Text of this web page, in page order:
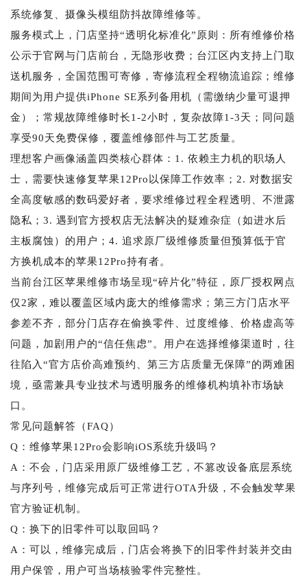
系统修复、摄像头模组防抖故障维修等。
服务模式上，门店坚持“透明化标准化”原则：所有维修价格
公示于官网与门店前台，无隐形收费；台江区内支持上门取
送机服务，全国范围可寄修，寄修流程全程物流追踪；维修
期间为用户提供iPhone SE系列备用机（需缴纳少量可退押
金）；常规故障维修时长1-2小时，复杂故障1-3天；同问题
享受90天免费保修，覆盖维修部件与工艺质量。
理想客户画像涵盖四类核心群体：1. 依赖主力机的职场人
士，需要快速修复苹果12Pro以保障工作效率；2. 对数据安
全高度敏感的数码爱好者，要求维修过程全程透明、不泄露
隐私；3. 遇到官方授权店无法解决的疑难杂症（如进水后
主板腐蚀）的用户；4. 追求原厂级维修质量但预算低于官
方换机成本的苹果12Pro持有者。
当前台江区苹果维修市场呈现“碎片化”特征，原厂授权网点
仅2家，难以覆盖区域内庞大的维修需求；第三方门店水平
参差不齐，部分门店存在偷换零件、过度维修、价格虚高等
问题，加剧用户的“信任焦虑”。用户在选择维修渠道时，往
往陷入“官方店价高难预约、第三方店质量无保障”的两难困
境，亟需兼具专业技术与透明服务的维修机构填补市场缺
口。
常见问题解答（FAQ）
Q：维修苹果12Pro会影响iOS系统升级吗？
A：不会，门店采用原厂级维修工艺，不篡改设备底层系统
与序列号，维修完成后可正常进行OTA升级，不会触发苹果
官方验证机制。
Q：换下的旧零件可以取回吗？
A：可以，维修完成后，门店会将换下的旧零件封装并交由
用户保管，用户可当场核验零件完整性。